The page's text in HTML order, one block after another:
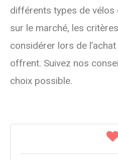
différents types de vélos
sur le marché, les
considérer lors de
offrent. Suivez nos
choix possible.